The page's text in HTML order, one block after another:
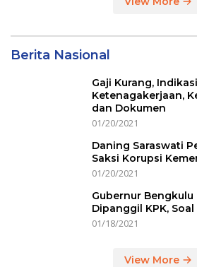
Berita Nasional
Gaji Kurang,
Ketenagakerjaan,
dan Dokumen
01/20/2021
Daning Saraswati
Saksi Korupsi
01/20/2021
Gubernur
Dipanggil KPK,
01/18/2021
View More